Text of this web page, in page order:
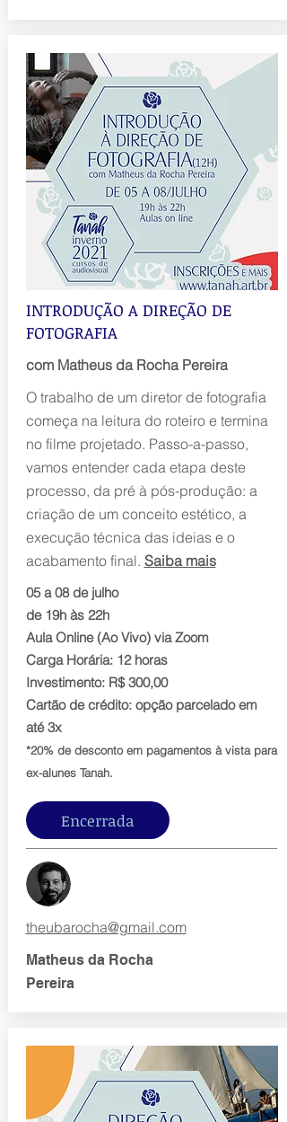
INTRODUÇÃO A DIREÇÃO DE
FOTOGRAFIA
com Matheus da Rocha Pereira
O trabalho de um diretor de fotografia
começa na leitura do roteiro e termina
no filme projetado. Passo-a-passo,
vamos entender cada etapa deste
processo, da pré à pós-produção: a
criação de um conceito estético, a
execução técnica das ideias e o
acabamento final. Saiba mais
05 a 08 de julho
de 19h às 22h
Aula Online (Ao Vivo) via Zoom
Carga Horária: 12 horas
Investimento: R$ 300,00
Cartão de crédito: opção parcelado em
até 3x
*20% de desconto em pagamentos à vista para
ex-alunes Tanah.
Encerrada
theubarocha@gmail.com
Matheus da Rocha
Pereira